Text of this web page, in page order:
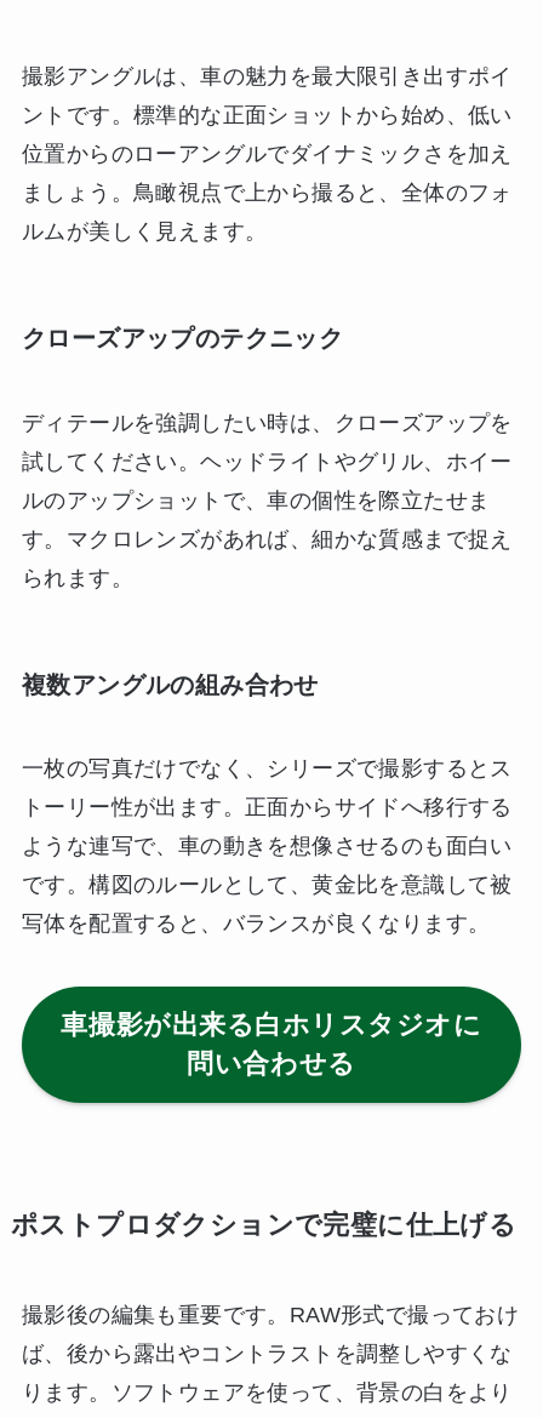
撮影アングルは、車の魅力を最大限引き出すポイ
ントです。標準的な正面ショットから始め、低い
位置からのローアングルでダイナミックさを加え
ましょう。鳥瞰視点で上から撮ると、全体のフォ
ルムが美しく見えます。
クローズアップのテクニック
ディテールを強調したい時は、クローズアップを
試してください。ヘッドライトやグリル、ホイー
ルのアップショットで、車の個性を際立たせま
す。マクロレンズがあれば、細かな質感まで捉え
られます。
複数アングルの組み合わせ
一枚の写真だけでなく、シリーズで撮影するとス
トーリー性が出ます。正面からサイドへ移行する
ような連写で、車の動きを想像させるのも面白い
です。構図のルールとして、黄金比を意識して被
写体を配置すると、バランスが良くなります。
車撮影が出来る白ホリスタジオに
問い合わせる
ポストプロダクションで完璧に仕上げる
撮影後の編集も重要です。RAW形式で撮っておけ
ば、後から露出やコントラストを調整しやすくな
ります。ソフトウェアを使って、背景の白をより